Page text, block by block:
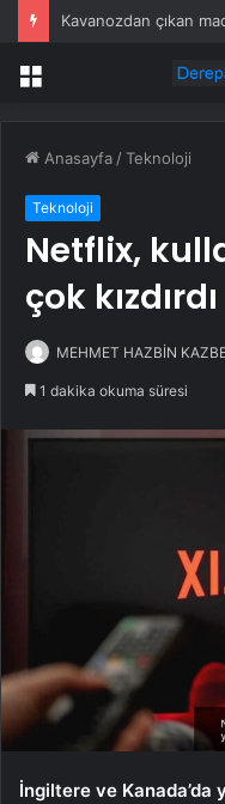
Kavanozdan çıkan
Menü
Anasayfa /Teknoloji
Teknoloji
Netflix,
çok kızdırdı
MEHMET HAZBİN
1 dakika okuma süresi
İngiltere ve Kanada’da